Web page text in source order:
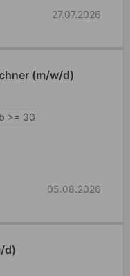
27.07.2026
(m/w/d)
>= 30
05.08.2026
d)